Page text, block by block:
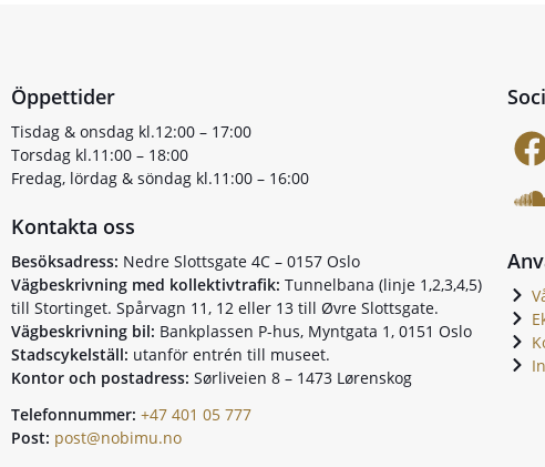
Öppettider
Tisdag & onsdag kl.12:00 – 17:00
Torsdag kl.11:00 – 18:00
Fredag, lördag & söndag kl.11:00 – 16:00
Kontakta oss
Besöksadress: Nedre Slottsgate 4C – 0157 Oslo
Vägbeskrivning med kollektivtrafik: Tunnelbana (linje 1,2,3,4,5)
till Stortinget. Spårvagn 11, 12 eller 13 till Øvre Slottsgate.
Vägbeskrivning bil: Bankplassen P-hus, Myntgata 1, 0151 Oslo
Stadscykelställ: utanför entrén till museet.
Kontor och postadress: Sørliveien 8 – 1473 Lørenskog
Telefonnummer: +47 401 05 777
Post: post@nobimu.no